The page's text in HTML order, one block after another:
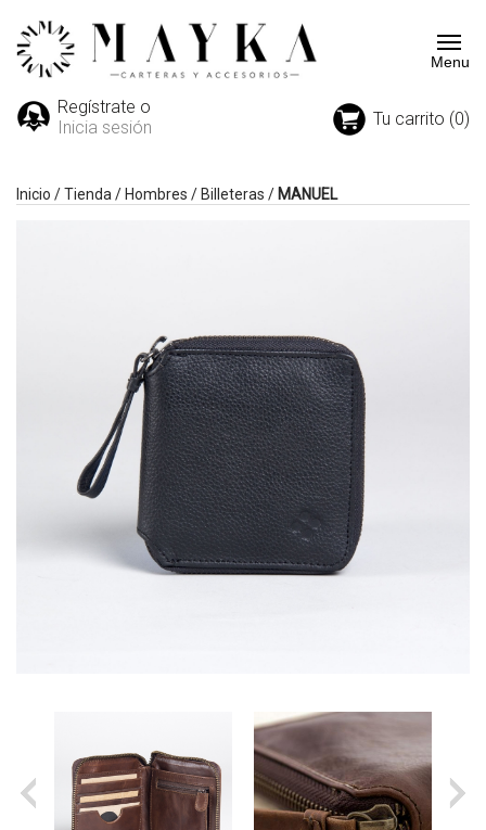
Regístrate o
Inicia sesión
Tu carrito (0)
Inicio /Tienda / Hombres / Billeteras / MANUEL